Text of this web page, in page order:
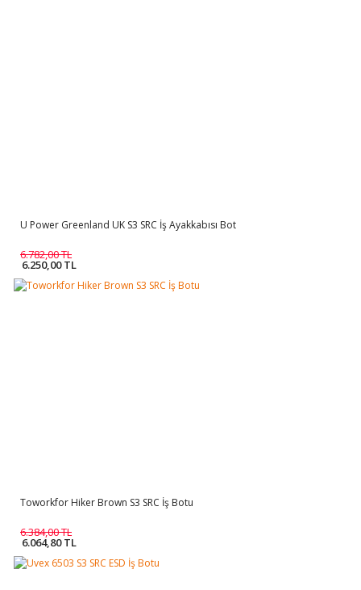
U Power Greenland UK S3 SRC İş Ayakkabısı Bot
6.782,00 TL
6.250,00 TL
Toworkfor Hiker Brown S3 SRC İş Botu
6.384,00 TL
6.064,80 TL